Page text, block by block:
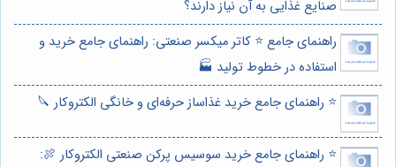
صنایع غذایی به آن نیاز دارند؟
راهنمای جامع ⭐️ کاتر میکسر صنعتی: راهنمای جامع خرید و
استفاده در خطوط تولید 🏭
⭐️ راهنمای جامع خرید غذاساز حرفه‌ای و خانگی الکتروکار 🔪
⭐️ راهنمای جامع خرید سوسیس پرکن صنعتی الکتروکار 🍖: